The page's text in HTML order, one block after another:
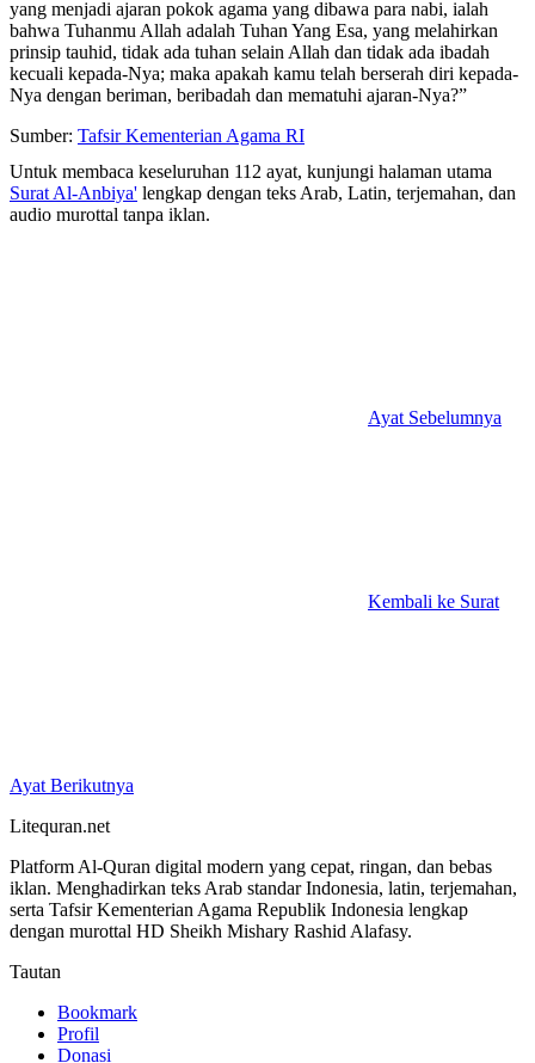
yang menjadi ajaran pokok agama yang dibawa para nabi, ialah
bahwa Tuhanmu Allah adalah Tuhan Yang Esa, yang melahirkan
prinsip tauhid, tidak ada tuhan selain Allah dan tidak ada ibadah
kecuali kepada-Nya; maka apakah kamu telah berserah diri kepada-
Nya dengan beriman, beribadah dan mematuhi ajaran-Nya?”
Sumber: Tafsir Kementerian Agama RI
Untuk membaca keseluruhan 112 ayat, kunjungi halaman utama
Surat Al-Anbiya' lengkap dengan teks Arab, Latin, terjemahan, dan
audio murottal tanpa iklan.
Ayat Sebelumnya
Kembali ke Surat
Ayat Berikutnya
Litequran.net
Platform Al-Quran digital modern yang cepat, ringan, dan bebas
iklan. Menghadirkan teks Arab standar Indonesia, latin, terjemahan,
serta Tafsir Kementerian Agama Republik Indonesia lengkap
dengan murottal HD Sheikh Mishary Rashid Alafasy.
Tautan
Bookmark
Profil
Donasi